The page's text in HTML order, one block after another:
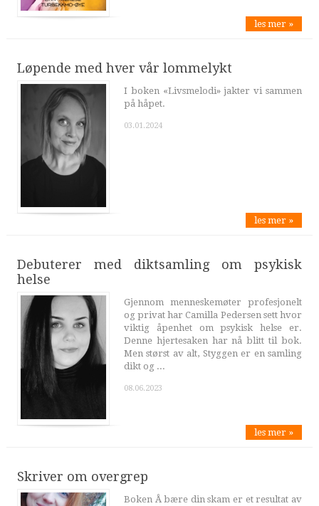
les mer »
Løpende med hver vår lommelykt
I boken «Livsmelodi» jakter vi sammen
på håpet.
03.01.2024
les mer »
Debuterer med diktsamling om psykisk
helse
Gjennom menneskemøter profesjonelt
og privat har Camilla Pedersen sett hvor
viktig åpenhet om psykisk helse er.
Denne hjertesaken har nå blitt til bok.
Men størst av alt, Styggen er en samling
dikt og ...
08.06.2023
les mer »
Skriver om overgrep
Boken Å bære din skam er et resultat av